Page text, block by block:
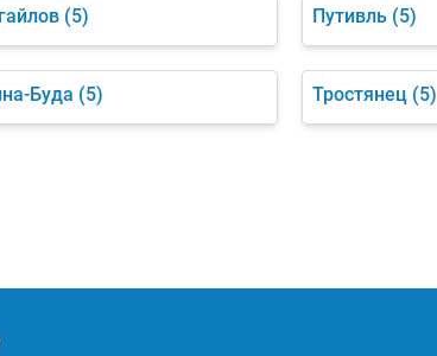
(5) Путивль (5)
Буда (5) Тростянец (5)